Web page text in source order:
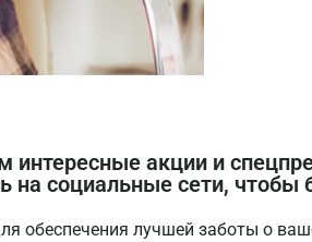
интересные акции и
на социальные сети, чтобы
лучшей заботы о